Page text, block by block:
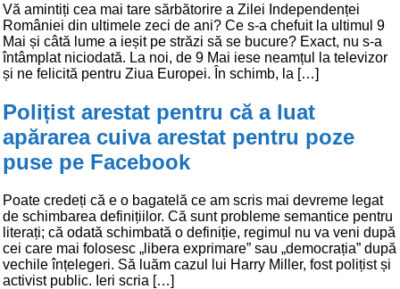
Vă amintiți cea mai tare sărbătorire a Zilei Independenței
României din ultimele zeci de ani? Ce s-a chefuit la ultimul 9
Mai și câtă lume a ieșit pe străzi să se bucure? Exact, nu s-a
întâmplat niciodată. La noi, de 9 Mai iese neamțul la televizor
și ne felicită pentru Ziua Europei. În schimb, la […]
Polițist arestat pentru că a luat
apărarea cuiva arestat pentru poze
puse pe Facebook
Poate credeți că e o bagatelă ce am scris mai devreme legat
de schimbarea definițiilor. Că sunt probleme semantice pentru
literați; că odată schimbată o definiție, regimul nu va veni după
cei care mai folosesc „libera exprimare” sau „democrația” după
vechile înțelegeri. Să luăm cazul lui Harry Miller, fost polițist și
activist public. Ieri scria […]